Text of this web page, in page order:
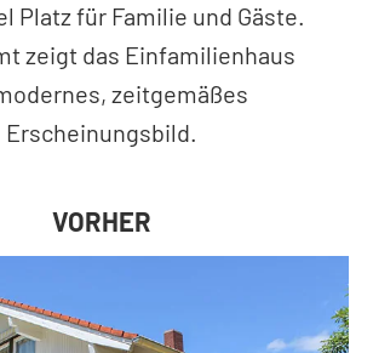
Platz für Familie und Gäste.
zeigt das Einfamilienhaus
zeitgemäßes
Erscheinungsbild.
VORHER